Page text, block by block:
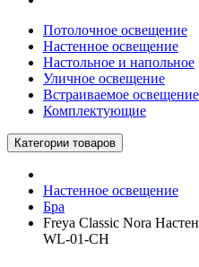
Потолочное освещение
Настенное освещение
Настольное и напольное
Уличное освещение
Встраиваемое освещение
Комплектующие
Категории товаров
Настенное освещение
Бра
Freya Classic Nora
WL-01-CH